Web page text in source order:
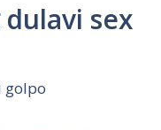
dulavi sex
golpo